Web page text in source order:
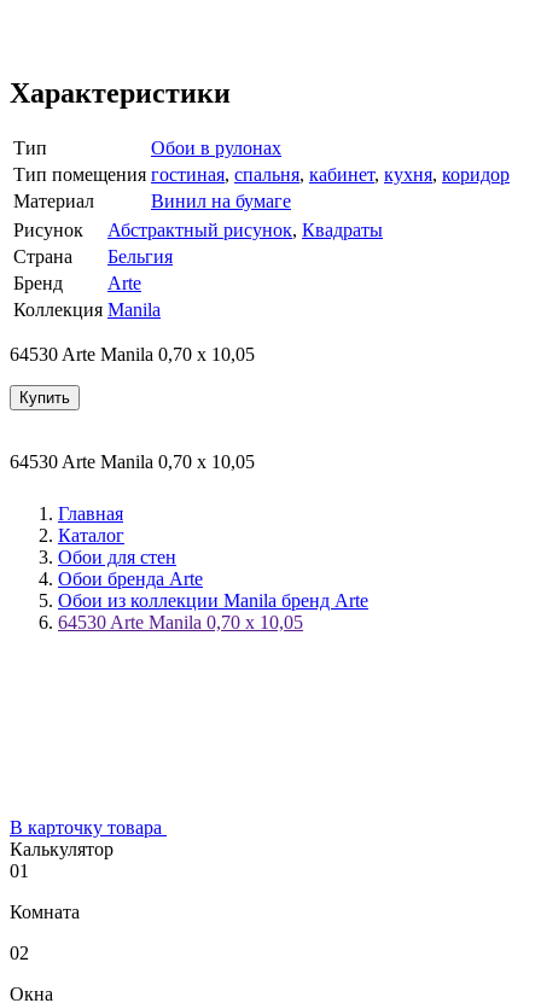
Характеристики
Тип
Обои в рулонах
Тип помещения гостиная, спальня, кабинет, кухня, коридор
Материал
Винил на бумаге
Рисунок
Абстрактный рисунок, Квадраты
Страна
Бельгия
Бренд
Arte
Коллекция Manila
64530 Arte Manila 0,70 х 10,05
Купить
64530 Arte Manila 0,70 х 10,05
Главная
Каталог
Обои для стен
Обои бренда Arte
Обои из коллекции Manila бренд Arte
64530 Arte Manila 0,70 х 10,05
В карточку товара
Калькулятор
01
Комната
02
Окна